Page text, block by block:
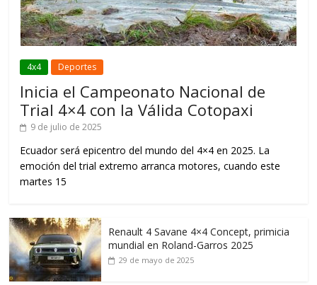
4x4 Deportes
Inicia el Campeonato Nacional de
Trial 4×4 con la Válida Cotopaxi
9 de julio de 2025
Ecuador será epicentro del mundo del 4×4 en 2025. La
emoción del trial extremo arranca motores, cuando este
martes 15
Renault 4 Savane 4×4 Concept, primicia
mundial en Roland-Garros 2025
29 de mayo de 2025